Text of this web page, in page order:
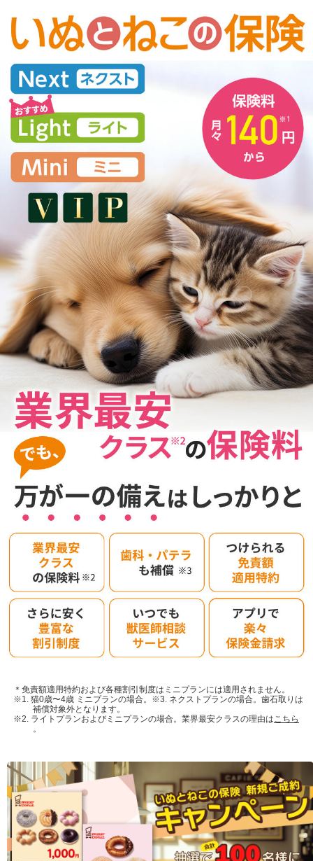
＊免責額適用特約および各種割引制度はミニプランには適用されません。
※1. 猫0歳〜4歳 ミニプランの場合。※3. ネクストプランの場合。歯石取りは
補償対象外となります。
※2. ライトプランおよびミニプランの場合。業界最安クラスの理由は こちら
。